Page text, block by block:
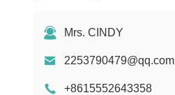
Mrs. CINDY
2253790479@qq.com
+8615552643358